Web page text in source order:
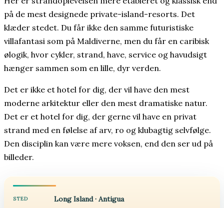
på de mest designede private-island-resorts. Det
klæder stedet. Du får ikke den samme futuristiske
villafantasi som på Maldiverne, men du får en caribisk
ølogik, hvor cykler, strand, have, service og havudsigt
hænger sammen som en lille, dyr verden.
Det er ikke et hotel for dig, der vil have den mest
moderne arkitektur eller den mest dramatiske natur.
Det er et hotel for dig, der gerne vil have en privat
strand med en følelse af arv, ro og klubagtig selvfølge.
Den disciplin kan være mere voksen, end den ser ud på
billeder.
STED Long Island · Antigua